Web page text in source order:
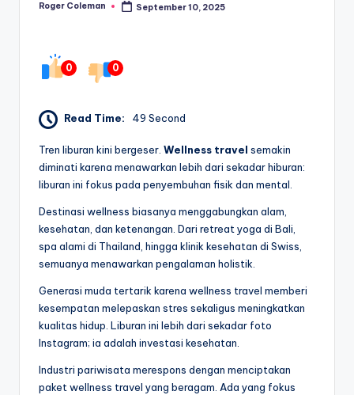
Posted
Roger Coleman September 10, 2025
0 0
Read Time: 49 Second
Tren liburan kini bergeser. Wellness travel semakin
diminati karena menawarkan lebih dari sekadar hiburan:
liburan ini fokus pada penyembuhan fisik dan mental.
Destinasi wellness biasanya menggabungkan alam,
kesehatan, dan ketenangan. Dari retreat yoga di Bali,
spa alami di Thailand, hingga klinik kesehatan di Swiss,
semuanya menawarkan pengalaman holistik.
Generasi muda tertarik karena wellness travel memberi
kesempatan melepaskan stres sekaligus meningkatkan
kualitas hidup. Liburan ini lebih dari sekadar foto
Instagram; ia adalah investasi kesehatan.
Industri pariwisata merespons dengan menciptakan
paket wellness travel yang beragam. Ada yang fokus